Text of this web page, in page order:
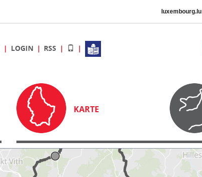
luxembourg.lu
LOGIN RSS
KARTE